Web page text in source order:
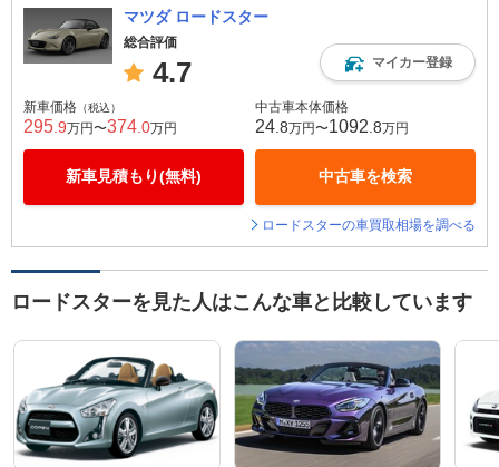
マツダ ロードスター
総合評価
4.7 マイカー登録
新車価格 （税込）
295 .9万円〜374 .0万円
新車見積もり(無料)
中古車本体価格
24 .8万円〜1092 .8万円
中古車を検索
ロードスターの車買取相場を調べる
ロードスターを見た人はこんな車と比較しています